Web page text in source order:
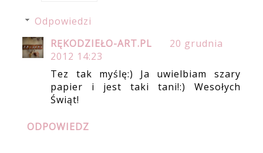
Odpowiedzi
RĘKODZIEŁO-ART.PL
20 grudnia
2012 14:23
Tez tak myślę:) Ja uwielbiam szary
papier i jest taki tani!:) Wesołych
Świąt!
ODPOWIEDZ